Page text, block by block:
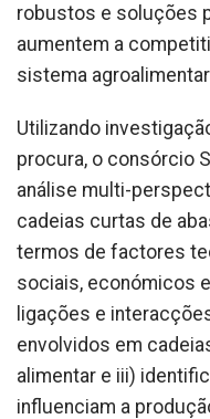
robustos e soluções
aumentem a
sistema
Utilizando
procura, o consórcio
análise multi-
cadeias curtas de
termos de factores
sociais, económicos
ligações e
envolvidos em
alimentar e iii)
influenciam a